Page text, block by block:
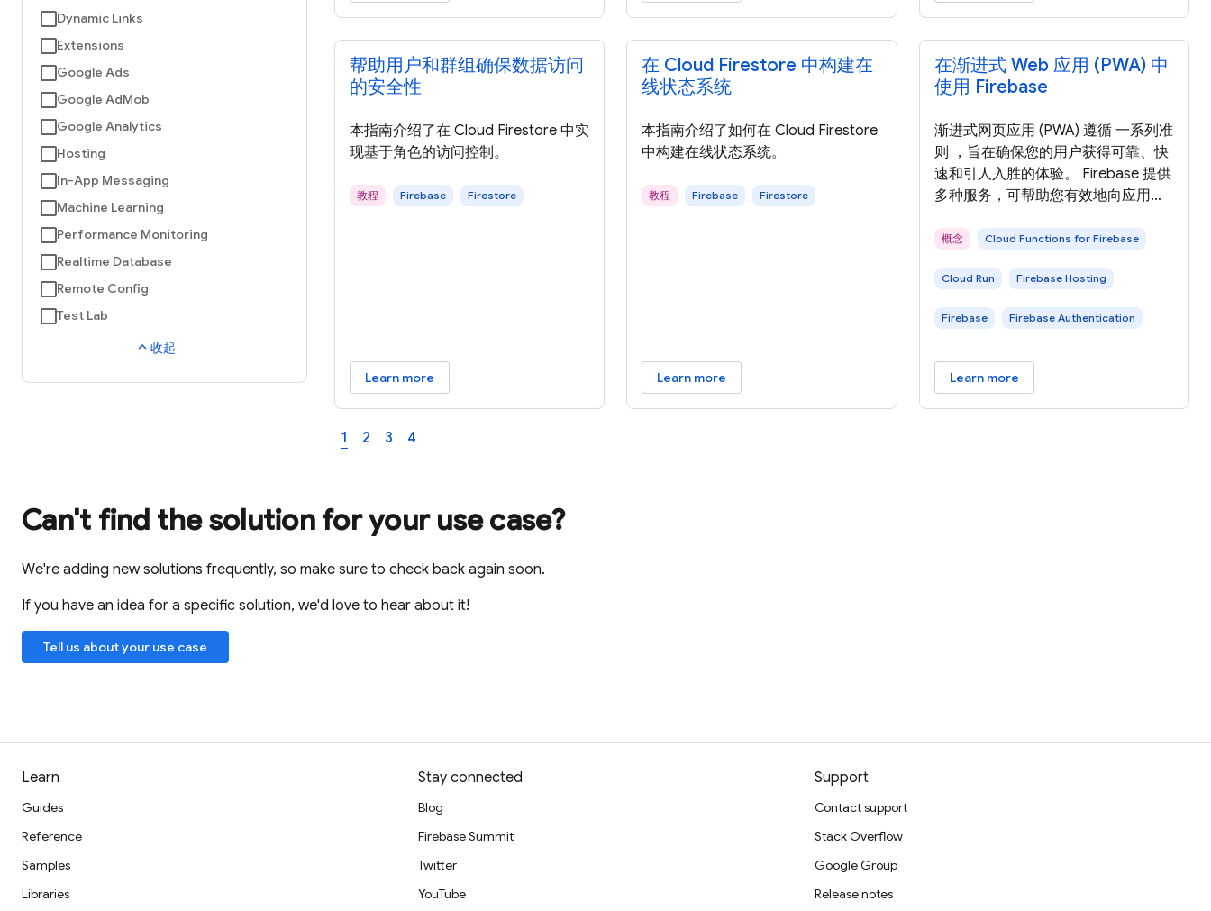
Dynamic Links
Extensions
Google Ads
Google AdMob
Google Analytics
Hosting
In-App Messaging
Machine Learning
Performance Monitoring
Realtime Database
Remote Config
Test Lab
expand_less收起
帮助用户和群组确保数据访问
的安全性
本指南介绍了在 Cloud Firestore 中实
现基于角色的访问控制。
教程 Firebase Firestore
Learn more
在 Cloud Firestore 中构建在
线状态系统
本指南介绍了如何在 Cloud Firestore
中构建在线状态系统。
教程 Firebase Firestore
Learn more
在渐进式 Web 应用 (PWA) 中
使用 Firebase
渐进式网页应用 (PWA) 遵循 一系列准
则 ，旨在确保您的用户获得可靠、快
速和引人入胜的体验。 Firebase 提供
多种服务，可帮助您有效地向应用添
佳实践，包括： 本页面大致介绍了
器 Firebase JavaScript SDK 帮助您
我们的 入门指南 向您的 Web 应用添
身份验证流程，PWA 提供安全可靠的
工作流程始终至关重要。
概念 Cloud Functions for Firebase
Cloud Run Firebase Hosting
Firebase Firebase Authentication
Learn more
1 2 3 4
Can't find the solution for your use case?
We're adding new solutions frequently, so make sure to check back again soon.
If you have an idea for a specific solution, we'd love to hear about it!
Tell us about your use case
Learn
Guides
Reference
Samples
Libraries
Stay connected
Blog
Firebase Summit
Twitter
YouTube
Support
Contact support
Stack Overflow
Google Group
Release notes